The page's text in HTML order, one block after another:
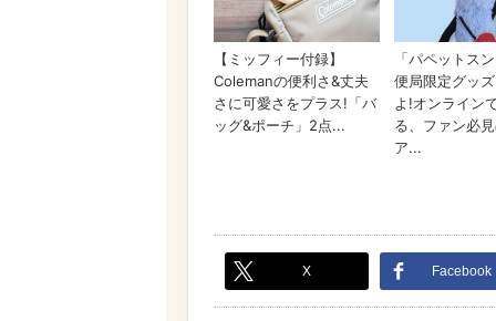
X Facebook